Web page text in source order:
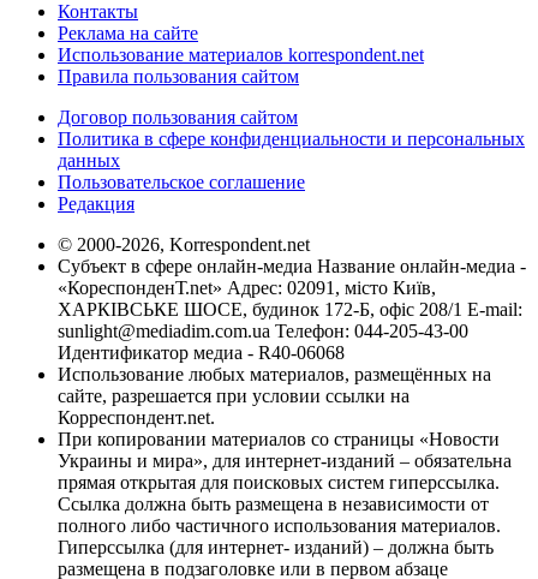
Контакты
Реклама на сайте
Использование материалов korrespondent.net
Правила пользования сайтом
Договор пользования сайтом
Политика в сфере конфиденциальности и персональных
данных
Пользовательское соглашение
Редакция
© 2000-2026, Korrespondent.net
Субъект в сфере онлайн-медиа Название онлайн-медиа -
«КореспонденТ.net» Адрес: 02091, місто Київ,
ХАРКІВСЬКЕ ШОСЕ, будинок 172-Б, офіс 208/1 E-mail:
sunlight@mediadim.com.ua Телефон: 044-205-43-00
Идентификатор медиа - R40-06068
Использование любых материалов, размещённых на
сайте, разрешается при условии ссылки на
Корреспондент.net.
При копировании материалов со страницы «Новости
Украины и мира», для интернет-изданий – обязательна
прямая открытая для поисковых систем гиперссылка.
Ссылка должна быть размещена в независимости от
полного либо частичного использования материалов.
Гиперссылка (для интернет- изданий) – должна быть
размещена в подзаголовке или в первом абзаце